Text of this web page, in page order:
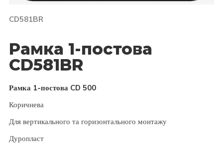
CD581BR
Рамка 1-постова
CD581BR
Рамка 1-постова CD 500
Коричнева
Для вертикального та горизонтального монтажу
Дуропласт